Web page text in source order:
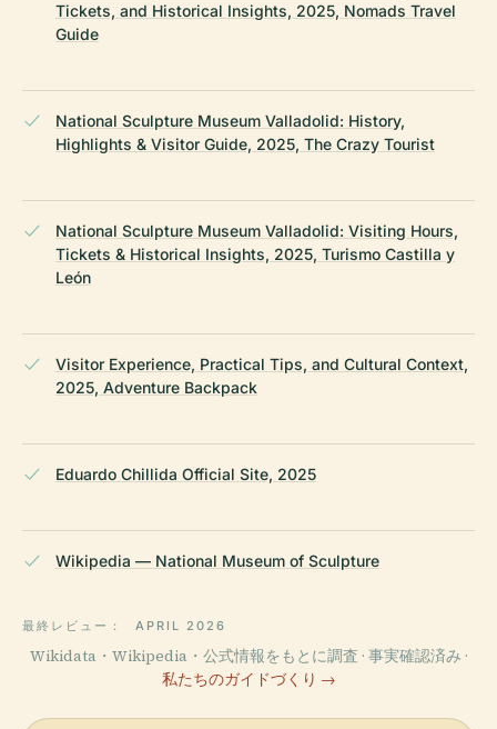
Tickets, and Historical Insights, 2025, Nomads Travel
Guide
National Sculpture Museum Valladolid: History,
Highlights & Visitor Guide, 2025, The Crazy Tourist
National Sculpture Museum Valladolid: Visiting Hours,
Tickets & Historical Insights, 2025, Turismo Castilla y
León
Visitor Experience, Practical Tips, and Cultural Context,
2025, Adventure Backpack
Eduardo Chillida Official Site, 2025
Wikipedia — National Museum of Sculpture
最終レビュー： APRIL 2026
Wikidata・Wikipedia・公式情報をもとに調査 · 事実確認済み ·
私たちのガイドづくり →